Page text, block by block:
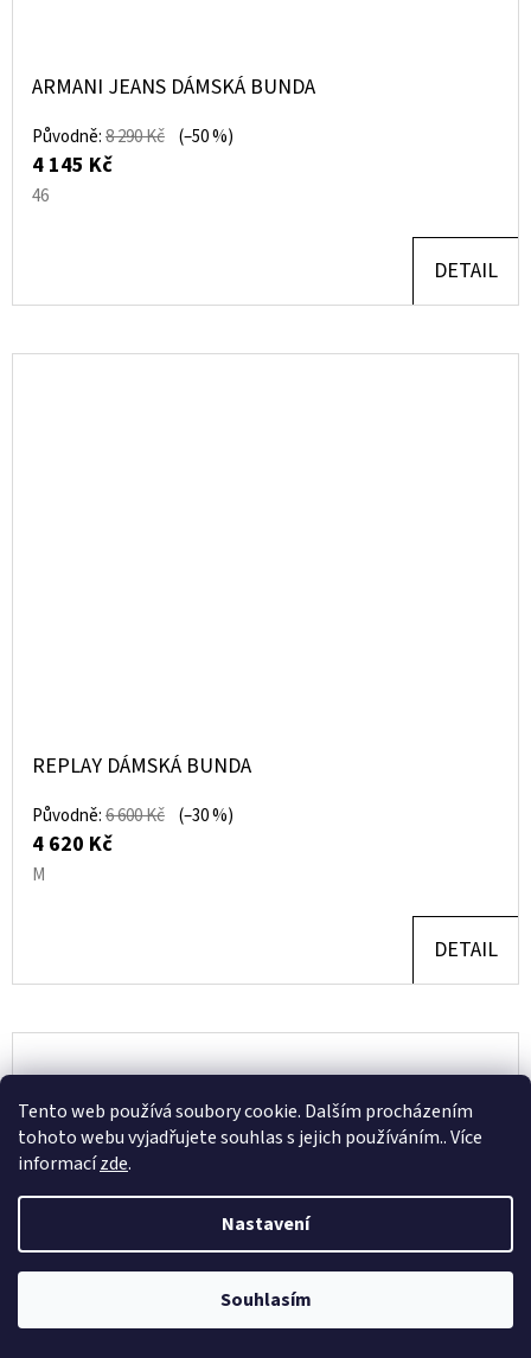
Tento web používá soubory cookie. Dalším procházením
tohoto webu vyjadřujete souhlas s jejich používáním.. Více
informacízde.
Nastavení
Souhlasím
ARMANI JEANS DÁMSKÁ BUNDA
Původně:8 290 Kč (–50 %)
4 145 Kč
46
DETAIL
REPLAY DÁMSKÁ BUNDA
Původně:6 600 Kč (–30 %)
4 620 Kč
M
DETAIL